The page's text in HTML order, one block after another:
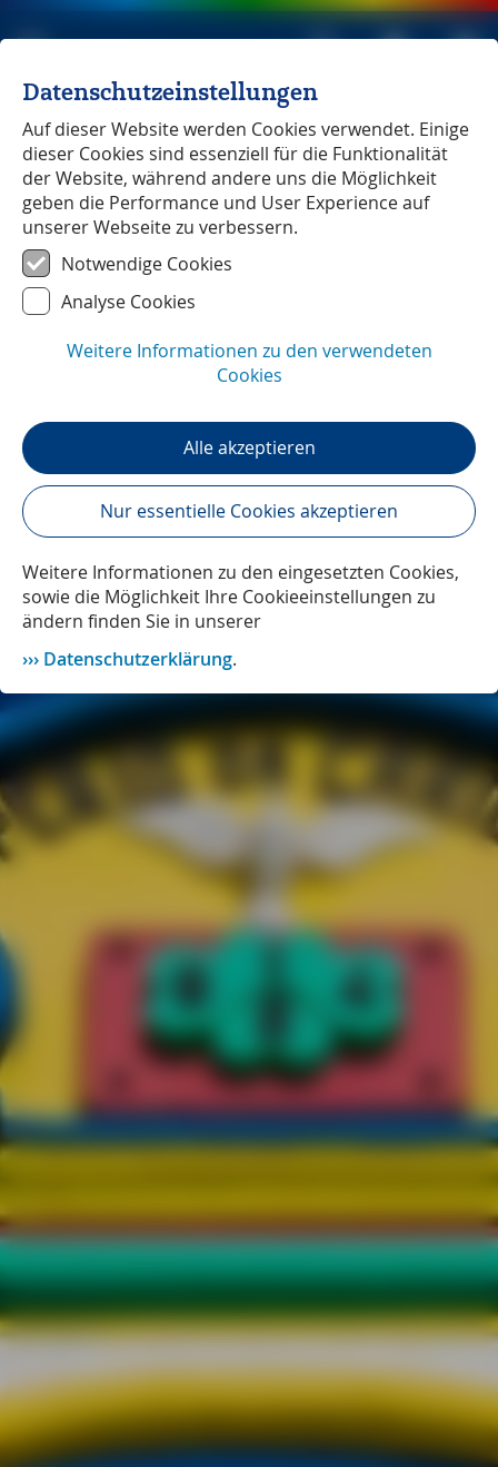
Michael Müller Verlag unabhängig seit 1979
Azoren― Reiseführer-Updates
Datenschutzeinstellungen
Auf dieser Website werden Cookies verwendet. Einige
dieser Cookies sind essenziell für die Funktionalität
der Website, während andere uns die Möglichkeit
geben die Performance und User Experience auf
unserer Webseite zu verbessern.
Notwendige Cookies
Analyse Cookies
Weitere Informationen zu den verwendeten
Cookies
Alle akzeptieren
Nur essentielle Cookies akzeptieren
Weitere Informationen zu den eingesetzten Cookies,
sowie die Möglichkeit Ihre Cookieeinstellungen zu
ändern finden Sie in unserer
Datenschutzerklärung.